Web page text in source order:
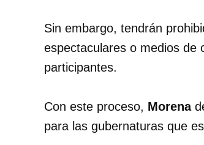
Sin embargo, tendrán
espectaculares o medios de
participantes.
Con este proceso, Morena
para las gubernaturas que